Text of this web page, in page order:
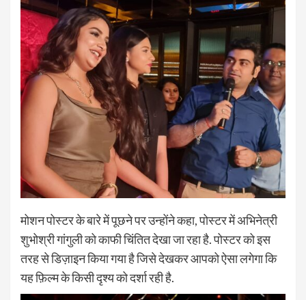
मोशन पोस्टर के बारे में पूछने पर उन्होंने कहा, पोस्टर में अभिनेत्री
शुभोश्री गांगुली को काफी चिंतित देखा जा रहा है. पोस्टर को इस
तरह से डिज़ाइन किया गया है जिसे देखकर आपको ऐसा लगेगा कि
यह फ़िल्म के किसी दृश्य को दर्शा रही है.